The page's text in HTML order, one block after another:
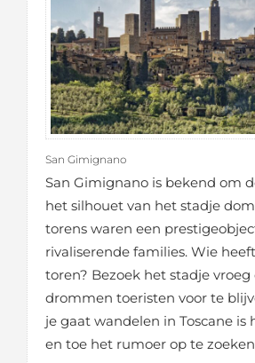
San Gimignano
San Gimignano is bekend om
het silhouet van het stadje
torens waren een
rivaliserende families. Wie
toren? Bezoek het stadje vroeg
drommen toeristen voor te
je gaat wandelen in Toscane is
en toe het rumoer op te